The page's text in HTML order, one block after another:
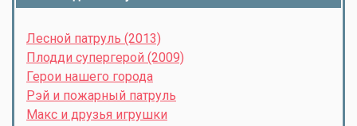
Лесной патруль (2013)
Плодди супергерой (2009)
Герои нашего города
Рэй и пожарный патруль
Макс и друзья игрушки